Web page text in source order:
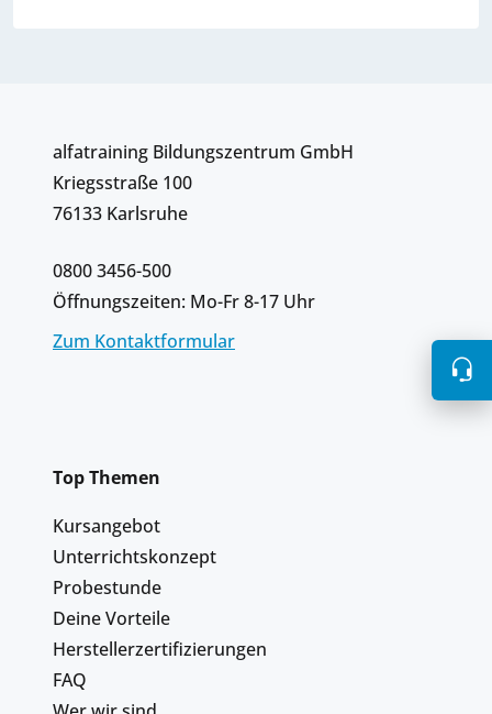
alfatraining Bildungszentrum GmbH
Kriegsstraße 100
76133 Karlsruhe
0800 3456-500
Öffnungszeiten: Mo-Fr 8-17 Uhr
Zum Kontaktformular
Top Themen
Kursangebot
Unterrichtskonzept
Probestunde
Deine Vorteile
Herstellerzertifizierungen
FAQ